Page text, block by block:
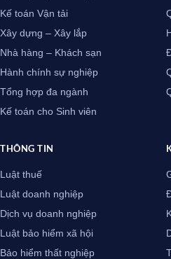
Kế toán Vận tải
Xây dựng – Xây lắp
Nhà hàng – Khách sạn
Hành chính sự nghiệp
Tổng hợp đa ngành
Kế toán cho Sinh viên
THÔNG TIN
Luật thuế
Luật doanh nghiệp
Dịch vụ doanh nghiệp
Luật bảo hiểm xã hội
Bảo hiểm thất nghiệp